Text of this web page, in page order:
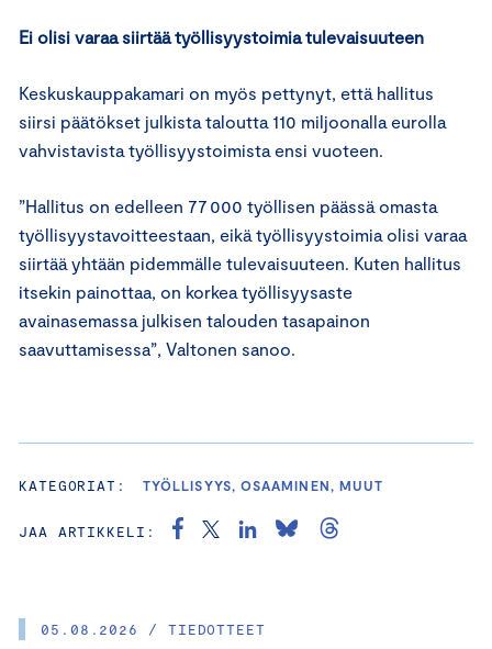
05.08.2026 / TIEDOTTEET
Ei olisi varaa siirtää työllisyystoimia tulevaisuuteen
Keskuskauppakamari on myös pettynyt, että hallitus
siirsi päätökset julkista taloutta 110 miljoonalla eurolla
vahvistavista työllisyystoimista ensi vuoteen.
”Hallitus on edelleen 77 000 työllisen päässä omasta
työllisyystavoitteestaan, eikä työllisyystoimia olisi varaa
siirtää yhtään pidemmälle tulevaisuuteen. Kuten hallitus
itsekin painottaa, on korkea työllisyysaste
avainasemassa julkisen talouden tasapainon
saavuttamisessa”, Valtonen sanoo.
KATEGORIAT: TYÖLLISYYS, OSAAMINEN, MUUT
JAA ARTIKKELI: